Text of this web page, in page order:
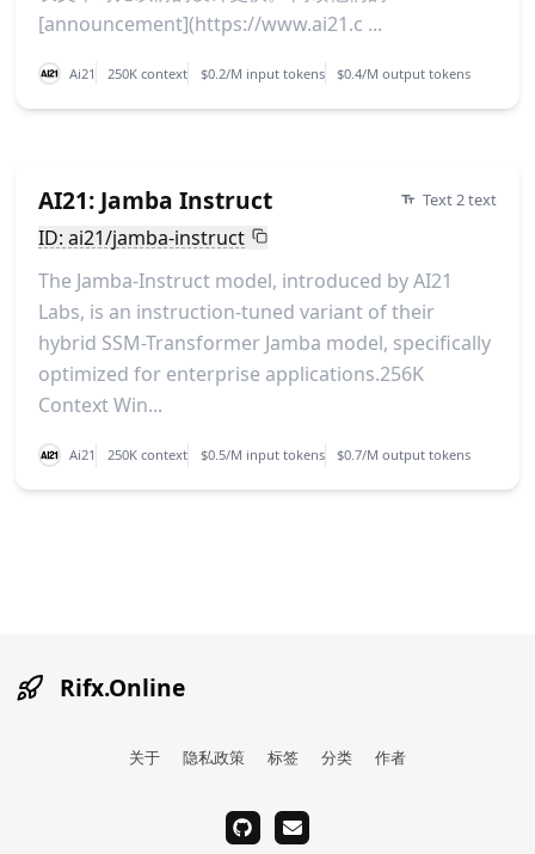
[announcement](https://www.ai21.c ...
Ai21 250K context $0.2/M input tokens $0.4/M output tokens
AI21: Jamba Instruct Text 2 text
ID: ai21/jamba-instruct
The Jamba-Instruct model, introduced by AI21
Labs, is an instruction-tuned variant of their
hybrid SSM-Transformer Jamba model, specifically
optimized for enterprise applications.256K
Context Win...
Ai21 250K context $0.5/M input tokens $0.7/M output tokens
Rifx.Online
关于 隐私政策 标签 分类 作者
githubemail